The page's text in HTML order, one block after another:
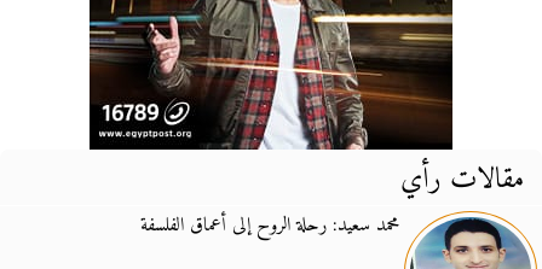
مقالات رأي
محمد سعيد: رحلة الروح إلى أعماق الفلسفة